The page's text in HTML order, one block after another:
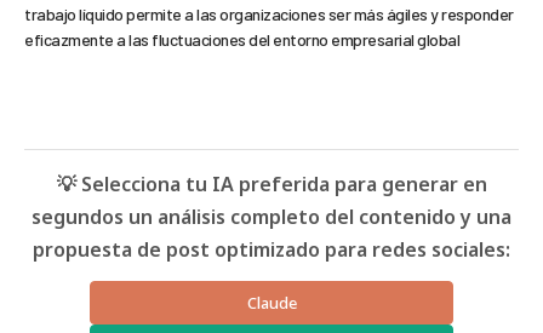
trabajo líquido permite a las organizaciones ser más ágiles y responder
eficazmente a las fluctuaciones del entorno empresarial global
💡 Selecciona tu IA preferida para generar en
segundos un análisis completo del contenido y una
propuesta de post optimizado para redes sociales:
Claude